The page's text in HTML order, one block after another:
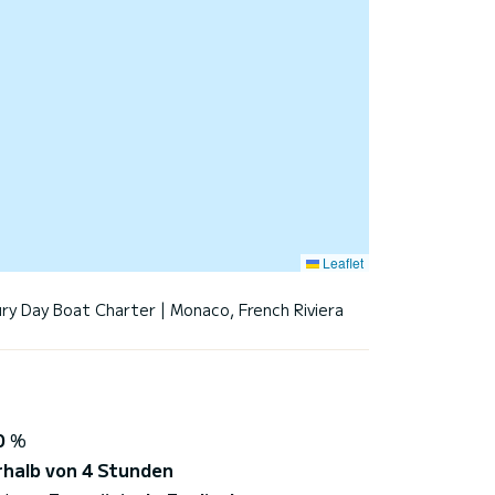
Leaflet
Day Boat Charter | Monaco, French Riviera
%
von 4 Stunden